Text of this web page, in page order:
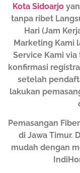
Kota Sidoarjo
tanpa ribet
Hari (Jam
Marketing Kami
Service Kami
konfirmasi
setelah
lakukan
Pemasangan
di Jawa Timur.
mudah dengan